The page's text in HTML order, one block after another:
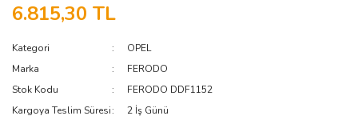
6.815,30 TL
Kategori
OPEL
Marka
FERODO
Stok Kodu
FERODO DDF1152
Kargoya Teslim Süresi
2 İş Günü